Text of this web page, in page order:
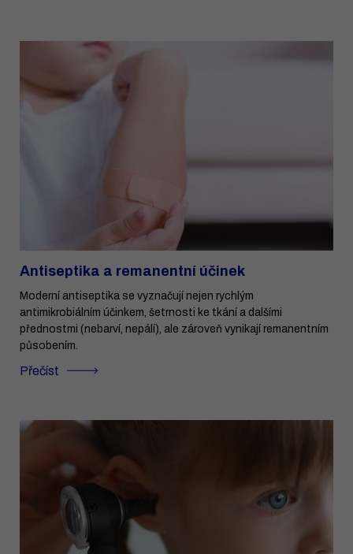
Antiseptika a remanentní účinek
Moderní antiseptika se vyznačují nejen rychlým
antimikrobiálním účinkem, šetrnosti ke tkání a dalšími
přednostmi (nebarví, nepálí), ale zároveň vynikají remanentním
působením.
Přečíst